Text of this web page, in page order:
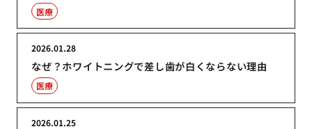
医療
なぜ？ホワイトニングで差し歯が白くならない理由
2026.01.28
医療
2026.01.25